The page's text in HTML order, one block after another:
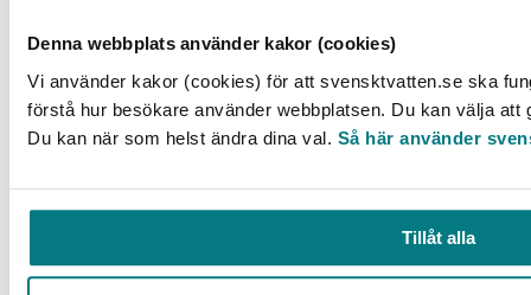
Denna webbplats använder kakor (cookies)
Vi använder kakor (cookies) för att svensktvatten.se ska
förstå hur besökare använder webbplatsen. Du kan välja att
Du kan när som helst ändra dina val. Så här använder
Tillåt alla